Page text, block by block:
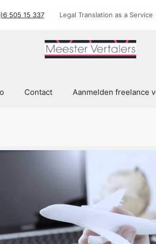
505 15 337 Legal Translation as a Service
Contact Aanmelden freelance